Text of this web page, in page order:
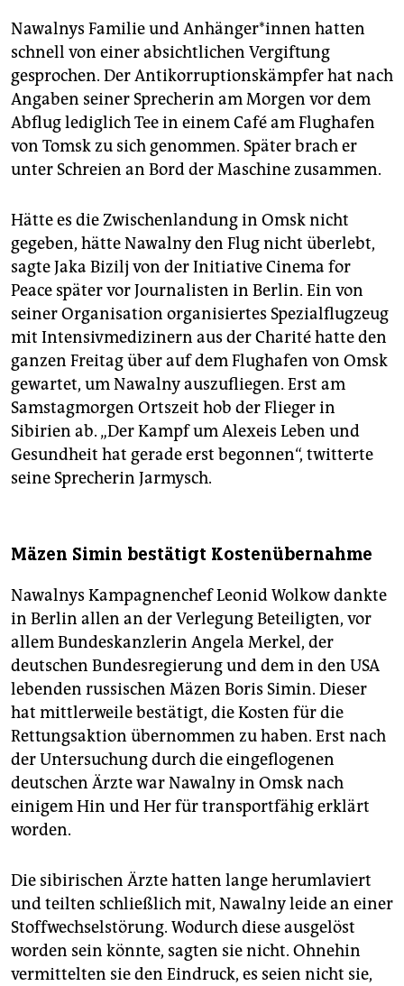
Nawalnys Familie und Anhänger*innen hatten
schnell von einer absichtlichen Vergiftung
gesprochen. Der Antikorruptionskämpfer hat nach
Angaben seiner Sprecherin am Morgen vor dem
Abflug lediglich Tee in einem Café am Flughafen
von Tomsk zu sich genommen. Später brach er
unter Schreien an Bord der Maschine zusammen.
Hätte es die Zwischenlandung in Omsk nicht
gegeben, hätte Nawalny den Flug nicht überlebt,
sagte Jaka Bizilj von der Initiative Cinema for
Peace später vor Journalisten in Berlin. Ein von
seiner Organisation organisiertes Spezialflugzeug
mit Intensivmedizinern aus der Charité hatte den
ganzen Freitag über auf dem Flughafen von Omsk
gewartet, um Nawalny auszufliegen. Erst am
Samstagmorgen Ortszeit hob der Flieger in
Sibirien ab. „Der Kampf um Alexeis Leben und
Gesundheit hat gerade erst begonnen“, twitterte
seine Sprecherin Jarmysch.
Mäzen Simin bestätigt Kostenübernahme
Nawalnys Kampagnenchef Leonid Wolkow dankte
in Berlin allen an der Verlegung Beteiligten, vor
allem Bundeskanzlerin Angela Merkel, der
deutschen Bundesregierung und dem in den USA
lebenden russischen Mäzen Boris Simin. Dieser
hat mittlerweile bestätigt, die Kosten für die
Rettungsaktion übernommen zu haben. Erst nach
der Untersuchung durch die eingeflogenen
deutschen Ärzte war Nawalny in Omsk nach
einigem Hin und Her für transportfähig erklärt
worden.
Die sibirischen Ärzte hatten lange herumlaviert
und teilten schließlich mit, Nawalny leide an einer
Stoffwechselstörung. Wodurch diese ausgelöst
worden sein könnte, sagten sie nicht. Ohnehin
vermittelten sie den Eindruck, es seien nicht sie,